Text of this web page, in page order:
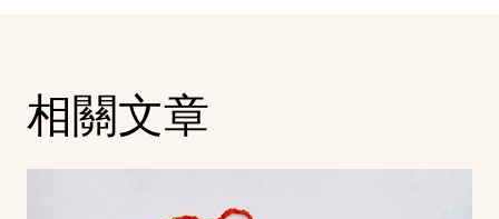
相關文章